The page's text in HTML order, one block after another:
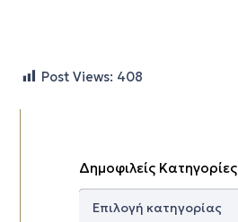
Post Views: 408
Δημοφιλείς Κατηγορίες
Δημοφιλείς